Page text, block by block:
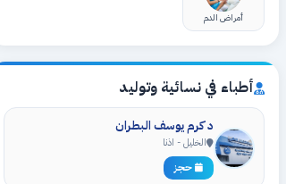
أمراض الدم
أطباء في نسائية وتوليد
د كرم يوسف البطران
الخليل - اذنا
حجز